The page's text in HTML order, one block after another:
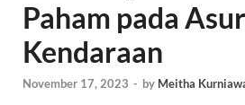
Paham pada
Kendaraan
November 17, 2023 - by Meitha